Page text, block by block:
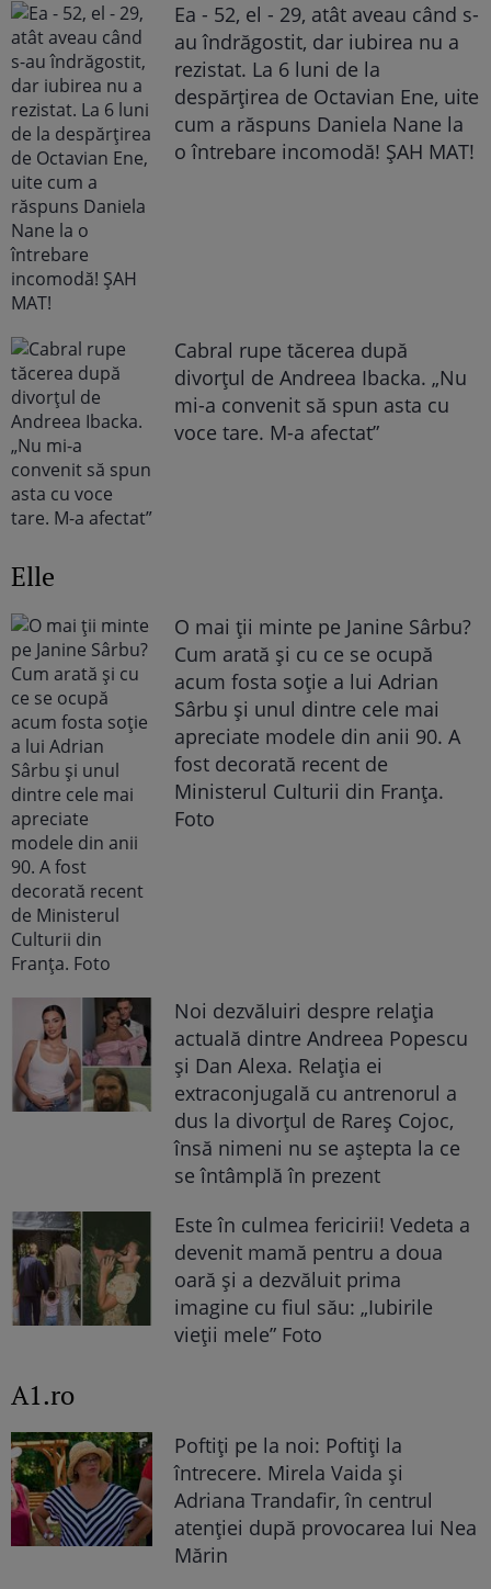
Ea - 52, el - 29, atât aveau când s-
au îndrăgostit, dar iubirea nu a
rezistat. La 6 luni de la
despărțirea de Octavian Ene, uite
cum a răspuns Daniela Nane la
o întrebare incomodă! ȘAH MAT!
Cabral rupe tăcerea după
divorțul de Andreea Ibacka. „Nu
mi-a convenit să spun asta cu
voce tare. M-a afectat”
Elle
O mai ții minte pe Janine Sârbu?
Cum arată și cu ce se ocupă
acum fosta soție a lui Adrian
Sârbu și unul dintre cele mai
apreciate modele din anii 90. A
fost decorată recent de
Ministerul Culturii din Franța.
Foto
Noi dezvăluiri despre relația
actuală dintre Andreea Popescu
și Dan Alexa. Relația ei
extraconjugală cu antrenorul a
dus la divorțul de Rareș Cojoc,
însă nimeni nu se aștepta la ce
se întâmplă în prezent
Este în culmea fericirii! Vedeta a
devenit mamă pentru a doua
oară și a dezvăluit prima
imagine cu fiul său: „Iubirile
vieții mele” Foto
A1.ro
Poftiți pe la noi: Poftiți la
întrecere. Mirela Vaida și
Adriana Trandafir, în centrul
atenției după provocarea lui Nea
Mărin